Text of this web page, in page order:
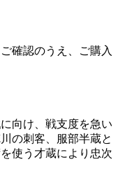
確認のうえ、ご購入
向け、戦支度を急い
の刺客、服部半蔵と
使う才蔵により忠次